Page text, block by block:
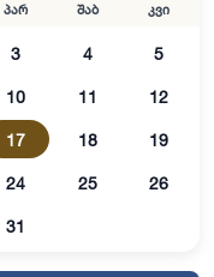
პარ შაბ კვი
3 4 5
10 11 12
17 18 19
24 25 26
31